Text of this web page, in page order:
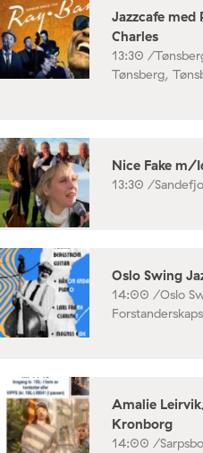
Jazzcafe med
Charles
13:30 /
Tønsberg,
Nice Fake m/
13:30 /
Oslo Swing
14:00 /Oslo
Amalie
Kronborg
14:00 /